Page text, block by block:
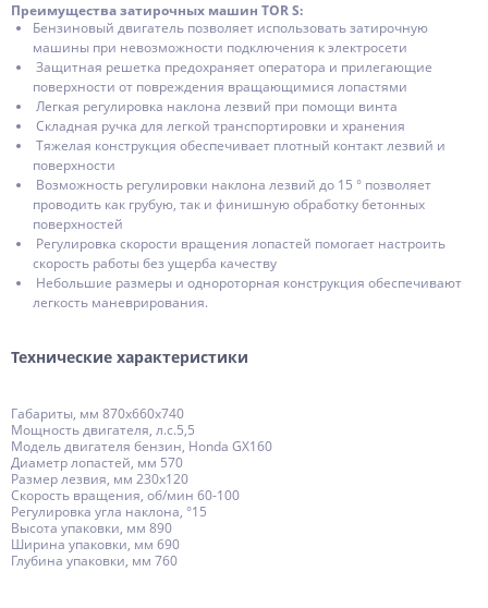
Преимущества затирочных машин TOR S:
Бензиновый двигатель позволяет использовать затирочную
машины при невозможности подключения к электросети
Защитная решетка предохраняет оператора и прилегающие
поверхности от повреждения вращающимися лопастями
Легкая регулировка наклона лезвий при помощи винта
Складная ручка для легкой транспортировки и хранения
Тяжелая конструкция обеспечивает плотный контакт лезвий и
поверхности
Возможность регулировки наклона лезвий до 15 ° позволяет
проводить как грубую, так и финишную обработку бетонных
поверхностей
Регулировка скорости вращения лопастей помогает настроить
скорость работы без ущерба качеству
Небольшие размеры и однороторная конструкция обеспечивают
легкость маневрирования.
Технические характеристики
Габариты, мм 870х660х740
Мощность двигателя, л.с.5,5
Модель двигателя бензин, Honda GX160
Диаметр лопастей, мм 570
Размер лезвия, мм 230х120
Скорость вращения, об/мин 60-100
Регулировка угла наклона, °15
Высота упаковки, мм 890
Ширина упаковки, мм 690
Глубина упаковки, мм 760